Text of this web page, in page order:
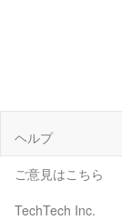
ヘルプ
ご意見はこちら
TechTech Inc.